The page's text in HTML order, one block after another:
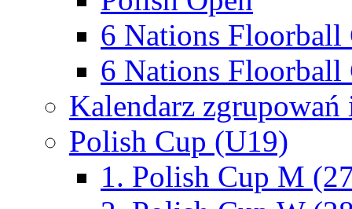
6 Nations Floorball
6 Nations Floorball
Kalendarz
Polish Cup (U19)
1. Polish Cup M